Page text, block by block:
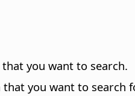
you want to search.
you want to search